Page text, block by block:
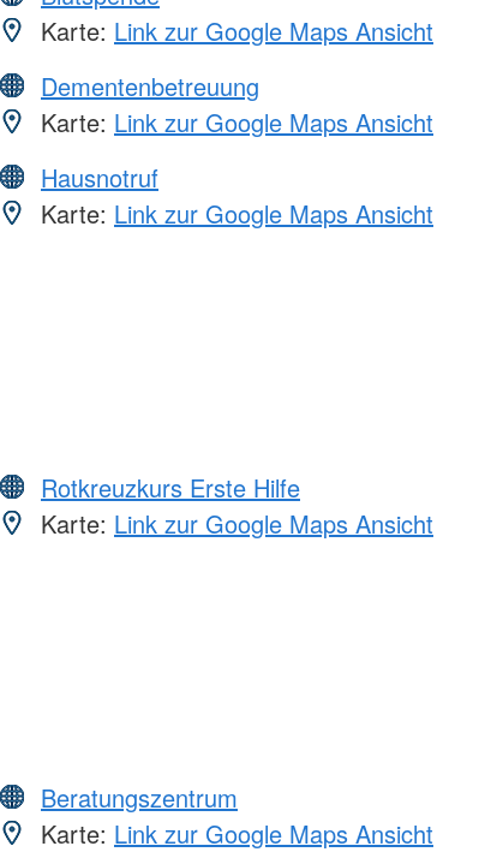
Karte: Link zur Google Maps Ansicht
Dementenbetreuung
Karte: Link zur Google Maps Ansicht
Hausnotruf
Karte: Link zur Google Maps Ansicht
Rotkreuzkurs Erste Hilfe
Karte: Link zur Google Maps Ansicht
Beratungszentrum
Karte: Link zur Google Maps Ansicht